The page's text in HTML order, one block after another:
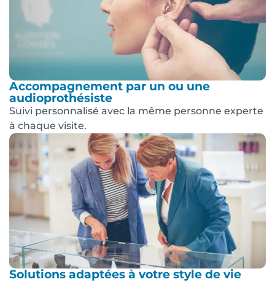
Accompagnement par un ou une
audioprothésiste
Suivi personnalisé avec la même personne experte
à chaque visite.
Solutions adaptées à votre style de vie